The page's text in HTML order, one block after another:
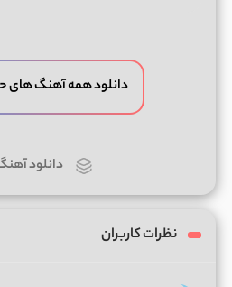
دانلود همه آهنگ های
دانلود
نظرات کاربران